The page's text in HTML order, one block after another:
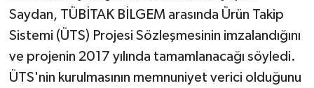
Saydan, TÜBİTAK BİLGEM arasında Ürün Takip
Sistemi (ÜTS) Projesi Sözleşmesinin imzalandığını
ve projenin 2017 yılında tamamlanacağı söyledi.
ÜTS'nin kurulmasının memnuniyet verici olduğunu